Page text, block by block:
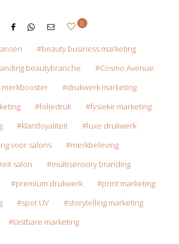
0
beauty business marketing
beautybranche
Cosmo Avenue
merkbooster
drukwerk marketing
foliedruk
fysieke marketing
klantloyaliteit
luxe drukwerk
voor salons
merkbeleving
salon
multisensory branding
premium drukwerk
print marketing
spot UV
storytelling marketing
tastbare marketing